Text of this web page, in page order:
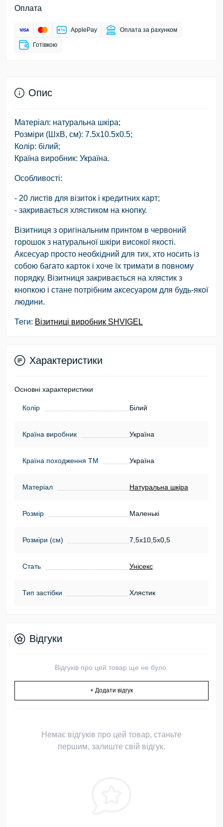
Оплата
ApplePay Оплата за рахунком
Готівкою
Опис
Матеріал: натуральна шкіра;
Розміри (ШхВ, см): 7.5х10.5х0.5;
Колір: білий;
Країна виробник: Україна.
Особливості:
- 20 листів для візиток і кредитних карт;
- закривається хлястиком на кнопку.
Візитниця з оригінальним принтом в червоний
горошок з натуральної шкіри високої якості.
Аксесуар просто необхідний для тих, хто носить із
собою багато карток і хоче їх тримати в повному
порядку. Візитниця закривається на хлястик з
кнопкою і стане потрібним аксесуаром для будь-якої
людини.
Теги: Візитниці виробник SHVIGEL
Характеристики
Основні характеристики
Колір Білий
Країна виробник Україна
Країна походження ТМ Україна
Матеріал Натуральна шкіра
Розмір Маленькі
Розміри (см) 7,5х10,5х0,5
Стать Унісекс
Тип застібки Хлястик
Відгуки
Відгуків про цей товар ще не було.
+ Додати відгук
Немає відгуків про цей товар, станьте
першим, залиште свій відгук.